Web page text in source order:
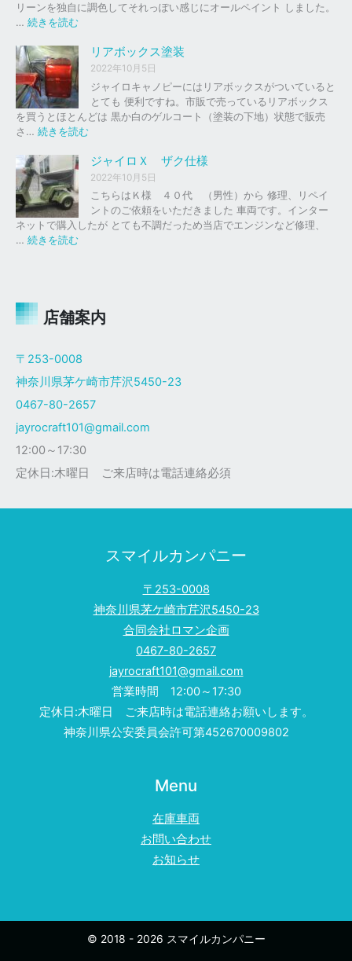
下
、
買
取
を
は
ま
し
た
。
ッ
ド
ッ
ド
リーンを独自に調色してそれっぽい感じにオールペイント しました。
… 続きを読む
イ
ロ
キ
ャ
ノ
ピ
ー
ザ
ク
仕
様
リアボックス塗装
2022年10月5日
ジャイロキャノピーにはリアボックスがついていると
とても 便利ですね。市販で売っているリアボックス
を買うとほとんどは 黒か白のゲルコート（塗装の下地）状態で販売
さ… 続きを読む
ア
ボ
ッ
ク
ス
ジャイロＸ ザク仕様
2022年10月5日
こちらはＫ様 ４０代 （男性）から 修理、リペイ
ントのご依頼をいただきました 車両です。インター
ネットで購入したが とても不調だっため当店でエンジンなど修理、
… 続きを読む
Ｘ
ク
様
店舗案内
〒253-0008
神奈川県茅ケ崎市芹沢5450-23
0467-80-2657
jayrocraft101@gmail.com
12:00～17:30
定休日:木曜日 ご来店時は電話連絡必須
スマイルカンパニー
〒253-0008
神奈川県茅ケ崎市芹沢5450-23
合同会社ロマン企画
0467-80-2657
jayrocraft101@gmail.com
営業時間 12:00～17:30
定休日:木曜日 ご来店時は電話連絡お願いします。
神奈川県公安委員会許可第452670009802
Menu
在庫車両
お問い合わせ
お知らせ
© 2018 - 2026 スマイルカンパニー